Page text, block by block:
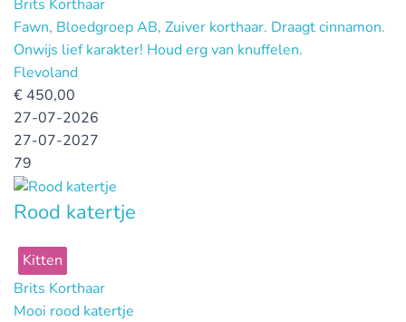
Brits Korthaar
Fawn, Bloedgroep AB, Zuiver korthaar. Draagt cinnamon.
Onwijs lief karakter! Houd erg van knuffelen.
Flevoland
€ 450,00
27-07-2026
27-07-2027
79
Rood katertje
Kitten
Brits Korthaar
Mooi rood katertje